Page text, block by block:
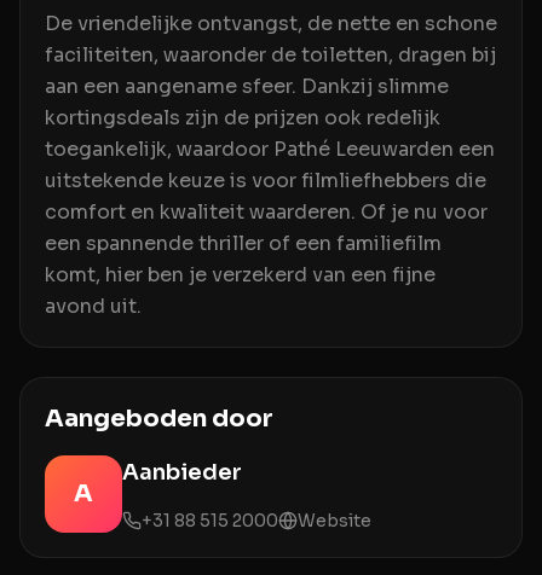
De vriendelijke ontvangst, de nette en schone
faciliteiten, waaronder de toiletten, dragen bij
aan een aangename sfeer. Dankzij slimme
kortingsdeals zijn de prijzen ook redelijk
toegankelijk, waardoor Pathé Leeuwarden een
uitstekende keuze is voor filmliefhebbers die
comfort en kwaliteit waarderen. Of je nu voor
een spannende thriller of een familiefilm
komt, hier ben je verzekerd van een fijne
avond uit.
Aangeboden door
A
Aanbieder
+31 88 515 2000 Website